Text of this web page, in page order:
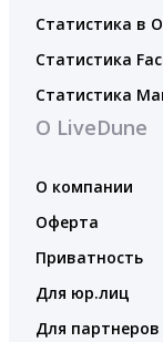
Статистика в
Статистика
Статистика
О LiveDune
О компании
Оферта
Приватность
Для юр.лиц
Для партнеров